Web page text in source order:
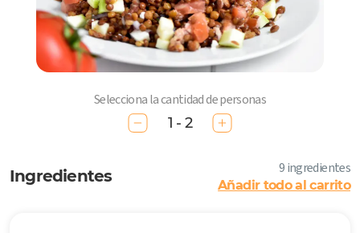
Selecciona la cantidad de personas
1 - 2
Ingredientes 9 ingredientes
Añadir todo al carrito